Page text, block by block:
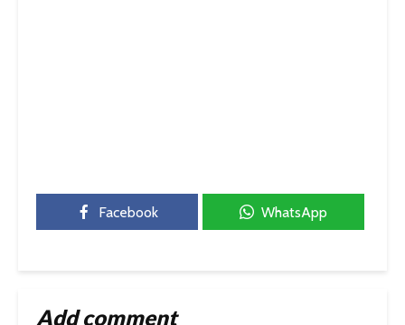
Facebook WhatsApp
Add comment